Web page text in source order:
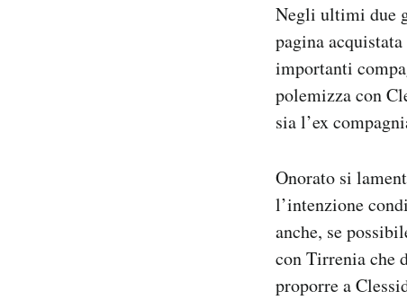
Negli ultimi due
pagina
importanti
polemizza con
sia l’ex
Onorato si
l’intenzione
anche, se
con Tirrenia che
proporre a